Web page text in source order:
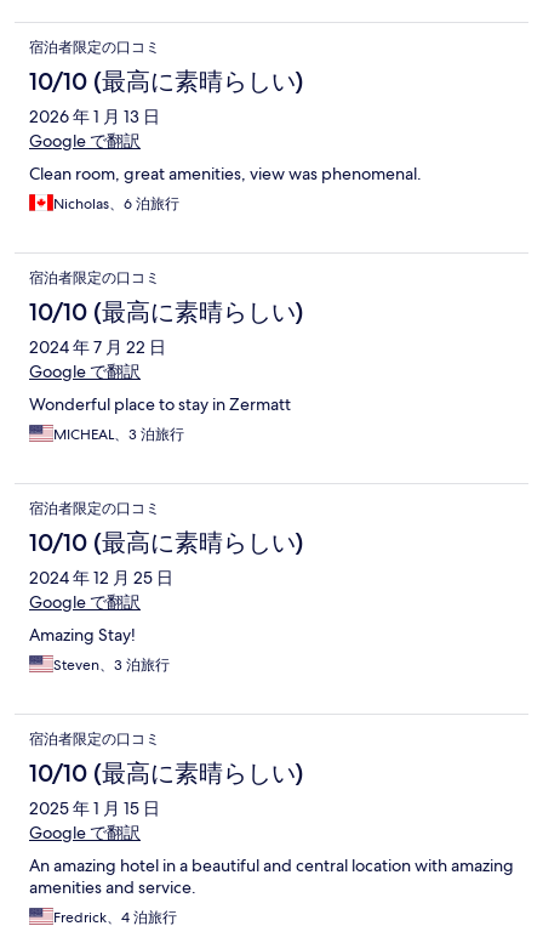
宿泊者限定の口コミ
10/10 (最高に素晴らしい)
2026 年 1 月 13 日
Google で翻訳
Clean room, great amenities, view was phenomenal.
Nicholas、6 泊旅行
宿泊者限定の口コミ
10/10 (最高に素晴らしい)
2024 年 7 月 22 日
Google で翻訳
Wonderful place to stay in Zermatt
MICHEAL、3 泊旅行
宿泊者限定の口コミ
10/10 (最高に素晴らしい)
2024 年 12 月 25 日
Google で翻訳
Amazing Stay!
Steven、3 泊旅行
宿泊者限定の口コミ
10/10 (最高に素晴らしい)
2025 年 1 月 15 日
Google で翻訳
An amazing hotel in a beautiful and central location with amazing
amenities and service.
Fredrick、4 泊旅行